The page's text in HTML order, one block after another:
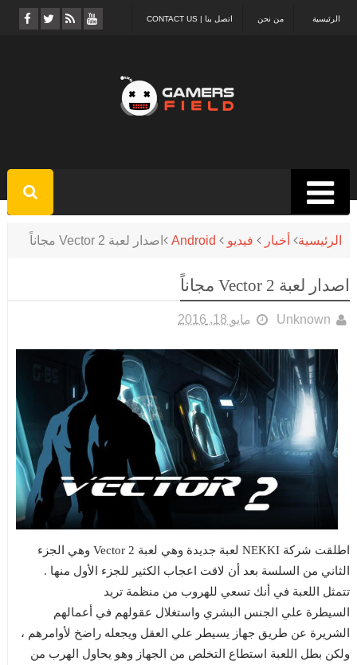
اتصل بنا | CONTACT US من نحن الرئيسية
الرئيسية أخبار فيديو Android اصدار لعبة Vector 2 مجاناً
اصدار لعبة Vector 2 مجاناً
Unknown مايو 18, 2016
اطلقت شركة NEKKI لعبة جديدة وهي لعبة Vector 2 وهي الجزء
الثاني من السلسة بعد أن لاقت اعجاب الكثير للجزء الأول منها .
تتمثل اللعبة في أنك تسعي للهروب من منظمة تريد
السيطرة علي الجنس البشري واستغلال عقولهم في أعمالهم
الشريرة عن طريق جهاز يسيطر علي العقل ويجعله راضخ لأوامرهم ،
ولكن بطل اللعبة استطاع التخلص من الجهاز وهو يحاول الهرب من